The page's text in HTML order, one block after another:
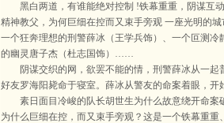
黑白两道，有谁能绝对控制 !铁幕重重，阴谋互
精神教父，为何巨细在控而又束手旁观 一座光明的
一个狂奔理想的刑警薛冰（王学兵饰）、一个叵测
的幽灵唐子杰（杜志国饰）……
阴谋交织的网，欲罢不能的情，刑警薛冰从一起
好友罗海阳毙命于寝室。薛冰从警友的命案着眼，
素日面目冷峻的队长胡世生为什么故意绕开命案
为什么巨细在控，而又束手旁观？这是一个铁幕重